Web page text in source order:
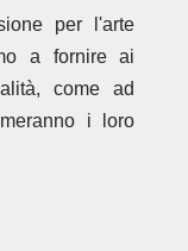
per l'arte
a fornire ai
come ad
i loro